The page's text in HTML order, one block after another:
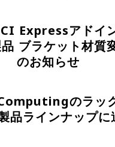
Expressアドイ
ブラケット材質
のお知らせ
のラッ
品ラインナップに